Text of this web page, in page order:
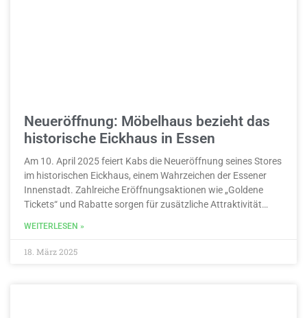
Neueröffnung: Möbelhaus bezieht das
historische Eickhaus in Essen
Am 10. April 2025 feiert Kabs die Neueröffnung seines Stores
im historischen Eickhaus, einem Wahrzeichen der Essener
Innenstadt. Zahlreiche Eröffnungsaktionen wie „Goldene
Tickets“ und Rabatte sorgen für zusätzliche Attraktivität…
WEITERLESEN »
18. März 2025